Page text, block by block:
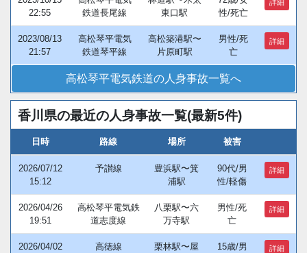
22:55
鉄道長尾線
東口駅
性/死亡
詳細
2023/08/13
21:57
高松琴平電気
鉄道琴平線
高松築港駅〜
片原町駅
男性/死
亡
詳細
高松琴平電気鉄道の人身事故一覧へ
香川県の最近の人身事故一覧(最新5件)
日時 路線 場所 被害
2026/07/12
15:12
予讃線
豊浜駅〜箕
浦駅
90代/男
性/軽傷
詳細
2026/04/26
19:51
高松琴平電気鉄
道志度線
八栗駅〜六
万寺駅
男性/死
亡
詳細
2026/04/02
高徳線
栗林駅〜屋
15歳/男
詳細